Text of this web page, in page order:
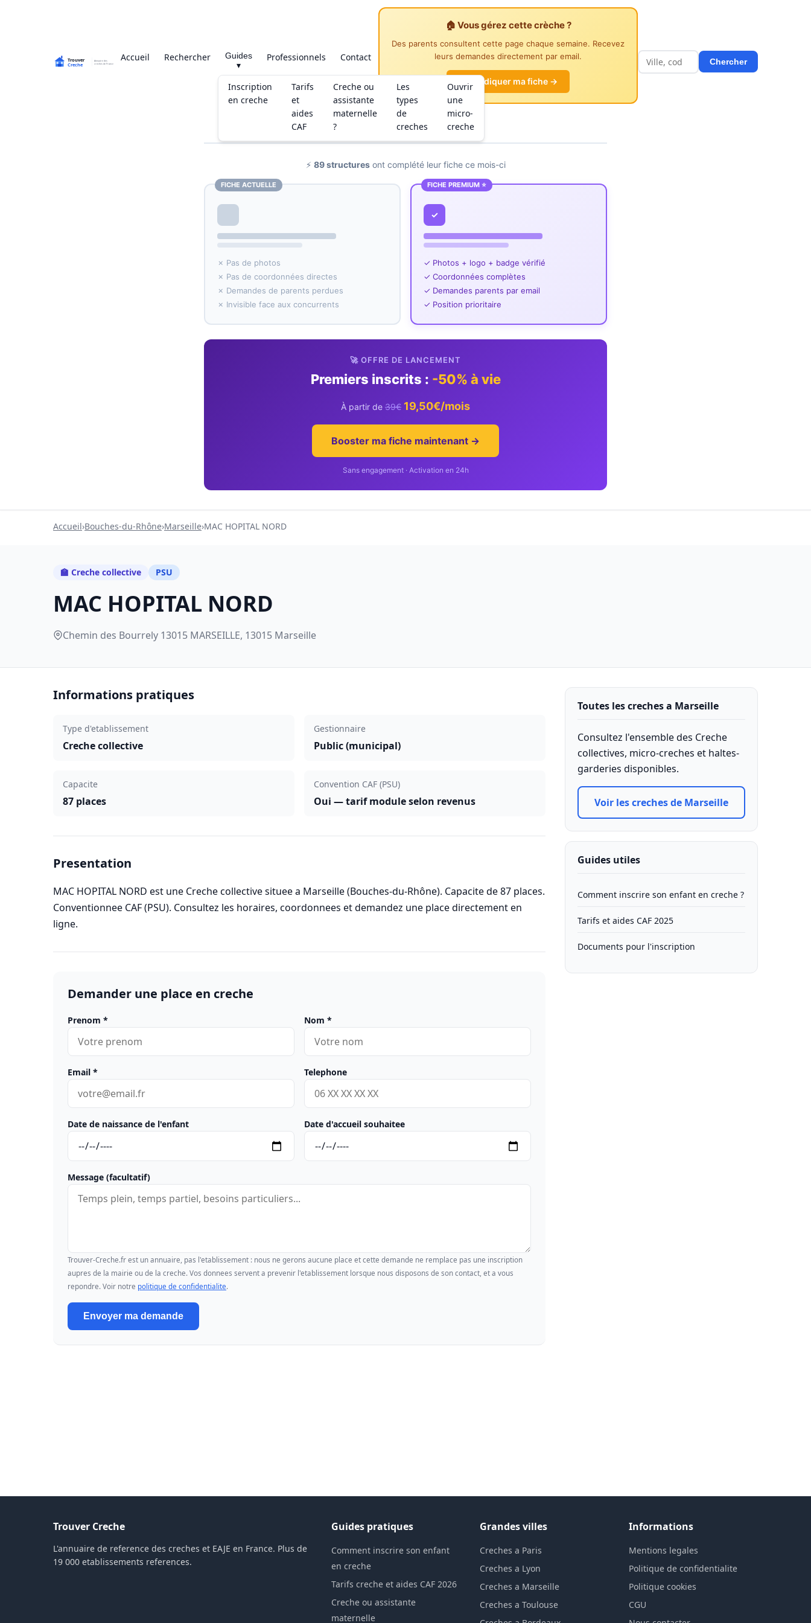
Accueil Rechercher
Guides
▾
Inscription
en creche
Tarifs
et
aides
CAF
Creche ou
assistante
maternelle
?
Les
types
de
creches
Ouvrir
une
micro-
creche
Professionnels Contact
🏠 Vous gérez cette crèche ?
Des parents consultent cette page chaque semaine. Recevez
leurs demandes directement par email.
Revendiquer ma fiche →
Chercher
⚡ 89 structuresont complété leur fiche ce mois-ci
FICHE ACTUELLE
✗ Pas de photos
✗ Pas de coordonnées directes
✗ Demandes de parents perdues
✗ Invisible face aux concurrents
FICHE PREMIUM ⭐
✓
✓ Photos + logo + badge vérifié
✓ Coordonnées complètes
✓ Demandes parents par email
✓ Position prioritaire
🚀 OFFRE DE LANCEMENT
Premiers inscrits : -50% à vie
À partir de 39€ 19,50€/mois
Booster ma fiche maintenant →
Sans engagement · Activation en 24h
Accueil›Bouches-du-Rhône›Marseille›MAC HOPITAL NORD
🏫 Creche collective PSU
MAC HOPITAL NORD
Chemin des Bourrely 13015 MARSEILLE, 13015 Marseille
Informations pratiques
Type d'etablissement
Creche collective
Gestionnaire
Public (municipal)
Capacite
87 places
Convention CAF (PSU)
Oui — tarif module selon revenus
Presentation
MAC HOPITAL NORD est une Creche collective situee a Marseille (Bouches-du-Rhône). Capacite de 87 places.
Conventionnee CAF (PSU). Consultez les horaires, coordonnees et demandez une place directement en
ligne.
Demander une place en creche
Prenom * Nom *
Email * Telephone
Date de naissance de l'enfant Date d'accueil souhaitee
Message (facultatif)
Trouver-Creche.fr est un annuaire, pas l'etablissement : nous ne gerons aucune place et cette demande ne remplace pas une inscription
aupres de la mairie ou de la creche. Vos donnees servent a prevenir l'etablissement lorsque nous disposons de son contact, et a vous
repondre. Voir notre politique de confidentialite.
Envoyer ma demande
Toutes les creches a Marseille
Consultez l'ensemble des Creche
collectives, micro-creches et haltes-
garderies disponibles.
Voir les creches de Marseille
Guides utiles
Comment inscrire son enfant en creche ?
Tarifs et aides CAF 2025
Documents pour l'inscription
Trouver Creche
L'annuaire de reference des creches et EAJE en France. Plus de
19 000 etablissements references.
Guides pratiques
Comment inscrire son enfant
en creche
Tarifs creche et aides CAF 2026
Creche ou assistante
maternelle
Grandes villes
Creches a Paris
Creches a Lyon
Creches a Marseille
Creches a Toulouse
Informations
Mentions legales
Politique de confidentialite
Politique cookies
CGU